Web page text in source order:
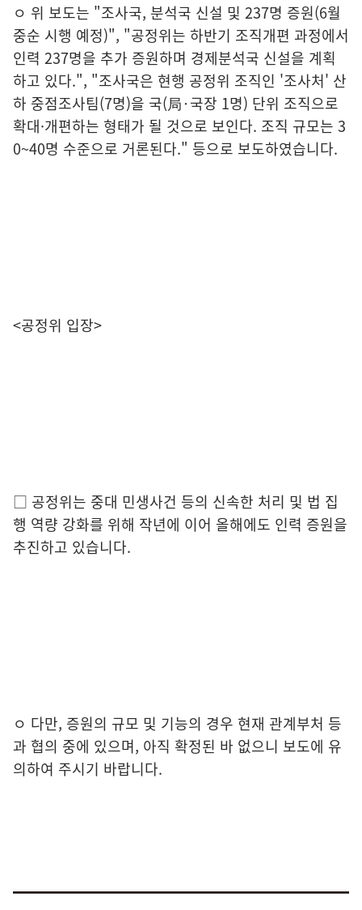
ㅇ 위 보도는 "조사국, 분석국 신설 및 237명 증원(6월
중순 시행 예정)", "공정위는 하반기 조직개편 과정에서
인력 237명을 추가 증원하며 경제분석국 신설을 계획
하고 있다.", "조사국은 현행 공정위 조직인 '조사처' 산
하 중점조사팀(7명)을 국(局·국장 1명) 단위 조직으로
확대·개편하는 형태가 될 것으로 보인다. 조직 규모는 3
0~40명 수준으로 거론된다." 등으로 보도하였습니다.
<공정위 입장>
□ 공정위는 중대 민생사건 등의 신속한 처리 및 법 집
행 역량 강화를 위해 작년에 이어 올해에도 인력 증원을
추진하고 있습니다.
ㅇ 다만, 증원의 규모 및 기능의 경우 현재 관계부처 등
과 협의 중에 있으며, 아직 확정된 바 없으니 보도에 유
의하여 주시기 바랍니다.